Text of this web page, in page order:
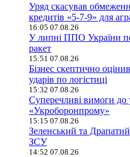
Уряд скасував
кредитів «5-7-9» для
16:05 07.08.26
У липні ППО України
ракет
15:51 07.08.26
Бізнес скептично
ударів по логістиці
15:32 07.08.26
Суперечливі вимоги до
«Укроборонпрому»
15:15 07.08.26
Зеленський та
ЗСУ
14:52 07.08.26